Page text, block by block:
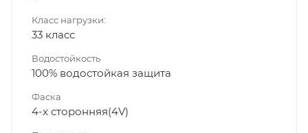
Класс нагрузки:
33 класс
Водостойкость
100% водостойкая защита
Фаска
4-х сторонняя(4V)